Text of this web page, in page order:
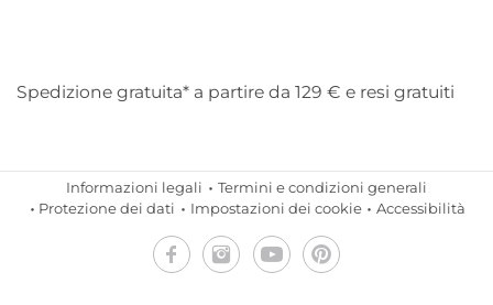
Spedizione gratuita* a partire da 129 € e resi gratuiti
Informazioni legali
Termini e condizioni generali
Protezione dei dati
Impostazioni dei cookie Accessibilità